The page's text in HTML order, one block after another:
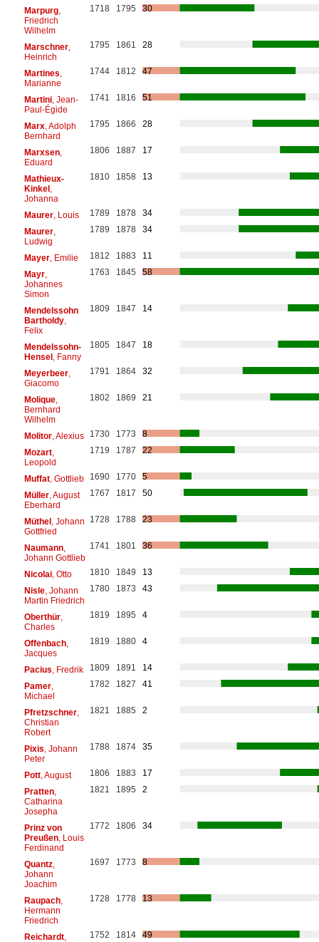
Marpurg,
Friedrich
Wilhelm
1718 1795 30
Marschner,
Heinrich
1795 1861 28
Martines
Marianne
1744 1812 47
Martini, Jean-
Paul-Égide
1741 1816 51
Marx, Adolph
Bernhard
1795 1866 28
Marxsen,
Eduard
1806 1887 17
Mathieux-
Kinkel,
Johanna
1810 1858 13
Maurer, Louis 1789 1878
34
Maurer,
Ludwig
1789 1878 34
Mayer, Emilie 1812 1883
11
Mayr,
Johannes
Simon
1763 1845 58
Mendelssohn
Bartholdy,
Felix
1809 1847 14
Mendelssohn-
Hensel, Fanny
1805 1847 18
Meyerbeer,
Giacomo
1791 1864 32
Molique,
Bernhard
Wilhelm
1802 1869 21
Molitor, Alexius 1730 1773
8
Mozart,
Leopold
1719 1787 22
Muffat, Gottlieb 1690 1770
5
Müller, August
Eberhard
1767 1817 50
Müthel, Johann
Gottfried
1728 1788 23
Naumann,
Johann Gottlieb
1741 1801 36
Nicolai, Otto 1810 1849
13
Nisle, Johann
Martin Friedrich
1780 1873 43
Oberthür,
Charles
1819 1895 4
Offenbach,
Jacques
1819 1880 4
Pacius , Fredrik 1809 1891
14
Pamer,
Michael
1782 1827 41
Pfretzschner,
Christian
Robert
1821 1885 2
Pixis , Johann
Peter
1788 1874 35
Pott, August 1806 1883
17
Pratten,
Catharina
Josepha
1821 1895 2
Prinz von
Preußen, Louis
Ferdinand
1772 1806 34
Quantz,
Johann
Joachim
1697 1773 8
Raupach,
Hermann
Friedrich
1728 1778 13
Reichardt,
1752 1814 49